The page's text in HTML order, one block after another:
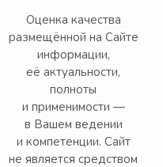
Оценка качества
размещённой на Сайте
информации,
её актуальности,
полноты
и применимости —
в Вашем ведении
и компетенции. Сайт
не является средством